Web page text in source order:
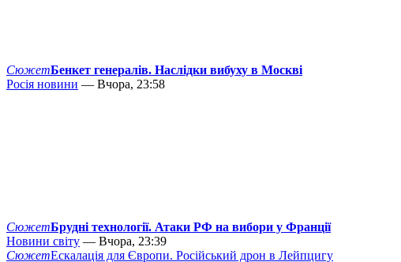
СюжетБенкет генералів. Наслідки вибуху в Москві
Росія новини — Вчора, 23:58
СюжетБрудні технології. Атаки РФ на вибори у Франції
Новини світу — Вчора, 23:39
СюжетЕскалація для Європи. Російський дрон в Лейпцигу